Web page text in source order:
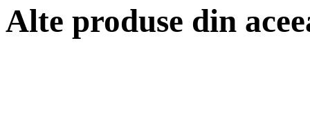
Alte produse din